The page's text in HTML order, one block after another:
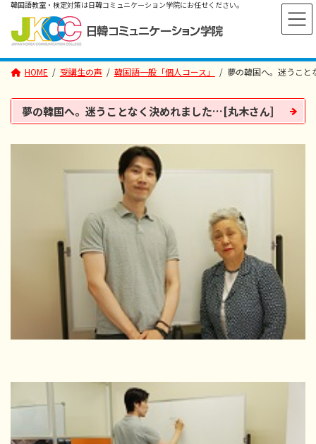
へ
ョ
HOME 受講生の声 韓国語一般「個人コース」 夢の韓国へ。迷うこ
夢の韓国へ。迷うことなく決めれました…[丸木さん]